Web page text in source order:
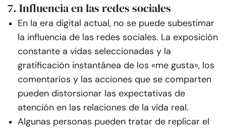
7. Influencia en las redes sociales
En la era digital actual, no se puede subestimar
la influencia de las redes sociales. La exposición
constante a vidas seleccionadas y la
gratificación instantánea de los «me gusta», los
comentarios y las acciones que se comparten
pueden distorsionar las expectativas de
atención en las relaciones de la vida real.
Algunas personas pueden tratar de replicar el